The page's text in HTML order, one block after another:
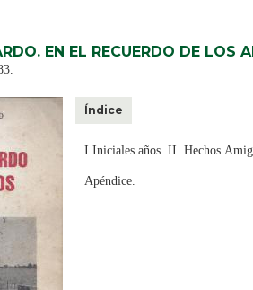
EN EL RECUERDO DE LOS
Índice
I.Iniciales años. II.
Apéndice.